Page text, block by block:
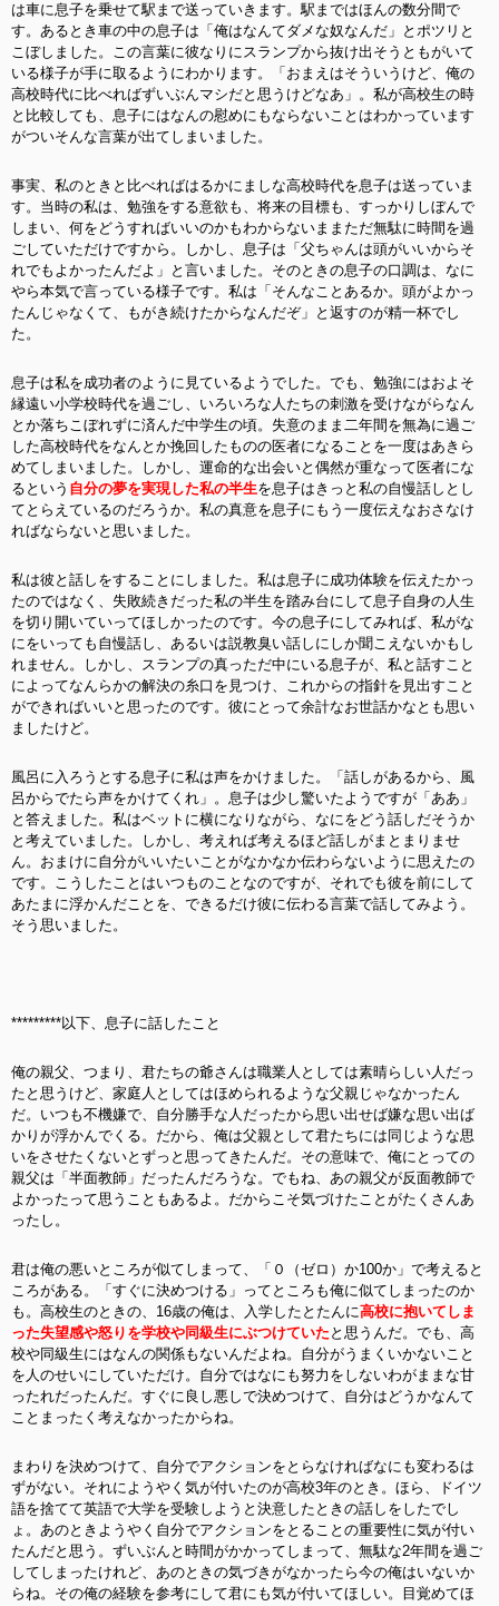
は車に息子を乗せて駅まで送っていきます。駅まではほんの数分間で
す。あるとき車の中の息子は「俺はなんてダメな奴なんだ」とポツリと
こぼしました。この言葉に彼なりにスランプから抜け出そうともがいて
いる様子が手に取るようにわかります。「おまえはそういうけど、俺の
高校時代に比べればずいぶんマシだと思うけどなあ」。私が高校生の時
と比較しても、息子にはなんの慰めにもならないことはわかっています
がついそんな言葉が出てしまいました。
事実、私のときと比べればはるかにましな高校時代を息子は送っていま
す。当時の私は、勉強をする意欲も、将来の目標も、すっかりしぼんで
しまい、何をどうすればいいのかもわからないままただ無駄に時間を過
ごしていただけですから。しかし、息子は「父ちゃんは頭がいいからそ
れでもよかったんだよ」と言いました。そのときの息子の口調は、なに
やら本気で言っている様子です。私は「そんなことあるか。頭がよかっ
たんじゃなくて、もがき続けたからなんだぞ」と返すのが精一杯でし
た。
息子は私を成功者のように見ているようでした。でも、 勉強にはおよそ
縁遠い小学校時代を過ごし、いろいろな人たちの刺激を受けながらなん
とか落ちこぼれずに済んだ中学生の頃。失意のまま二年間を無為に過ご
した高校時代をなんとか挽回したものの医者になることを一度はあきら
めてしまいました。しかし、運命的な出会いと偶然が重なって医者にな
るという 自分の夢を実現した私の半生を息子はきっと私の自慢話しとし
てとらえているのだろうか。私の真意を息子にもう一度伝えなおさなけ
ればならないと思いました。
私は彼と話しをすることにしました。私は息子に成功体験を伝えたかっ
たのではなく、失敗続きだった私の半生を踏み台にして息子自身の人生
を切り開いていってほしかったのです。今の息子にしてみれば、私がな
にをいっても自慢話し、あるいは説教臭い話しにしか聞こえないかもし
れません。しかし、スランプの真っただ中にいる息子が、私と話すこと
によってなんらかの解決の糸口を見つけ、これからの指針を見出すこと
ができればいいと思ったのです。彼にとって余計なお世話かなとも思い
ましたけど。
風呂に入ろうとする息子に私は声をかけました。「話しがあるから、風
呂からでたら声をかけてくれ」。息子は少し驚いたようですが「ああ」
と答えました。私はベットに横になりながら、なにをどう話しだそうか
と考えていました。しかし、考えれば考えるほど話しがまとまりませ
ん。おまけに自分がいいたいことがなかなか伝わらないように思えたの
です。こうしたことはいつものことなのですが、それでも彼を前にして
あたまに浮かんだことを、できるだけ彼に伝わる言葉で話してみよう。
そう思いました。
*********以下、息子に話したこと
俺の親父、つまり、君たちの爺さんは職業人としては素晴らしい人だっ
たと思うけど、家庭人としてはほめられるような父親じゃなかったん
だ。いつも不機嫌で、自分勝手な人だったから思い出せば嫌な思い出ば
かりが浮かんでくる。だから、俺は父親として君たちには同じような思
いをさせたくないとずっと思ってきたんだ。その意味で、俺にとっての
親父は「半面教師」だったんだろうな。でもね、あの親父が反面教師で
よかったって思うこともあるよ。だからこそ気づけたことがたくさんあ
ったし。
君は俺の悪いところが似てしまって、「０（ゼロ）か100か」で考えると
ころがある。「すぐに決めつける」ってところも俺に似てしまったのか
も。高校生のときの、16歳の俺は、入学したとたんに高校に抱いてしま
った失望感や怒りを学校や同級生にぶつけていた と思うんだ。でも、高
校や同級生にはなんの関係もないんだよね。自分がうまくいかないこと
を人のせいにしていただけ。自分ではなにも努力をしないわがままな甘
ったれだったんだ。すぐに良し悪しで決めつけて、自分はどうかなんて
ことまったく考えなかったからね。
まわりを決めつけて、自分でアクションをとらなければなにも変わるは
ずがない。それにようやく気が付いたのが高校3年のとき。ほら、ドイツ
語を捨てて英語で大学を受験しようと決意したときの話しをしたでし
ょ。あのときようやく自分でアクションをとることの重要性に気が付い
たんだと思う。ずいぶんと時間がかかってしまって、無駄な2年間を過ご
してしまったけれど、あのときの気づきがなかったら今の俺はいないか
らね。その俺の経験を参考にして君にも気が付いてほしい。目覚めてほ